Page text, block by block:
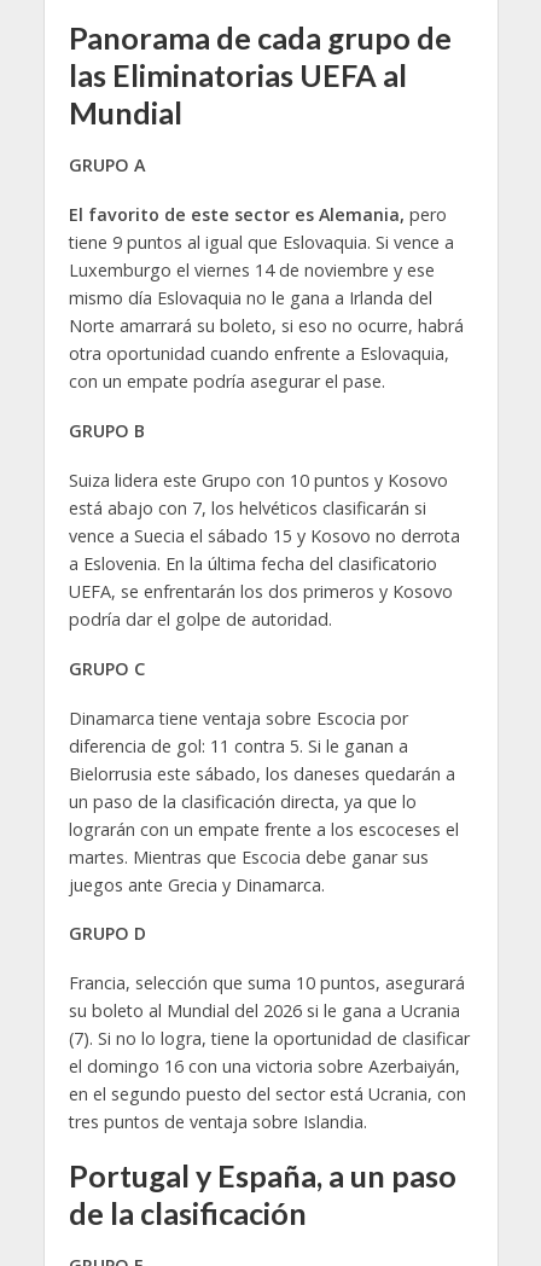
Panorama de cada grupo de
las Eliminatorias UEFA al
Mundial
GRUPO A
El favorito de este sector es Alemania, pero
tiene 9 puntos al igual que Eslovaquia. Si vence a
Luxemburgo el viernes 14 de noviembre y ese
mismo día Eslovaquia no le gana a Irlanda del
Norte amarrará su boleto, si eso no ocurre, habrá
otra oportunidad cuando enfrente a Eslovaquia,
con un empate podría asegurar el pase.
GRUPO B
Suiza lidera este Grupo con 10 puntos y Kosovo
está abajo con 7, los helvéticos clasificarán si
vence a Suecia el sábado 15 y Kosovo no derrota
a Eslovenia. En la última fecha del clasificatorio
UEFA, se enfrentarán los dos primeros y Kosovo
podría dar el golpe de autoridad.
GRUPO C
Dinamarca tiene ventaja sobre Escocia por
diferencia de gol: 11 contra 5. Si le ganan a
Bielorrusia este sábado, los daneses quedarán a
un paso de la clasificación directa, ya que lo
lograrán con un empate frente a los escoceses el
martes. Mientras que Escocia debe ganar sus
juegos ante Grecia y Dinamarca.
GRUPO D
Francia, selección que suma 10 puntos, asegurará
su boleto al Mundial del 2026 si le gana a Ucrania
(7). Si no lo logra, tiene la oportunidad de clasificar
el domingo 16 con una victoria sobre Azerbaiyán,
en el segundo puesto del sector está Ucrania, con
tres puntos de ventaja sobre Islandia.
Portugal y España, a un paso
de la clasificación